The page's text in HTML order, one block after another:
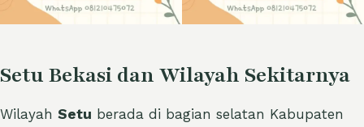
Setu Bekasi dan Wilayah Sekitarnya
Wilayah Setu berada di bagian selatan Kabupaten